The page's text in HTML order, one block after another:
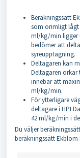
Beräkningssätt
som orimligt lågt
ml/kg/min ligger
bedömer att
syreupptagning.
Deltagaren kan
Deltagaren orkar
innebär att
ml/kg/min.
För ytterligare
deltagare i HPI
42 ml/kg/min i
Du väljer
beräkningssätt Ekblom